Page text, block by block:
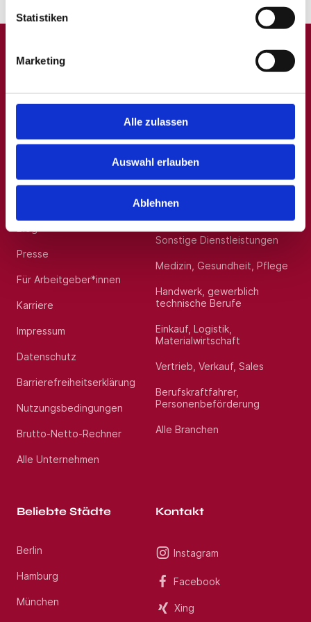
Statistiken
Marketing
Alle zulassen
Auswahl erlauben
Ablehnen
P Q
R S T U V W X Y Z 0-9
Presse
Für Arbeitgeber*innen
Karriere
Impressum
Datenschutz
Barrierefreiheitserklärung
Nutzungsbedingungen
Brutto-Netto-Rechner
Alle Unternehmen
Beliebte Kategorien
Hilfskräfte, Aushilfs- und
Sonstige Dienstleistungen
Medizin, Gesundheit, Pflege
Handwerk, gewerblich
technische Berufe
Einkauf, Logistik,
Materialwirtschaft
Vertrieb, Verkauf, Sales
Berufskraftfahrer,
Personenbeförderung
Alle Branchen
Beliebte Städte
Berlin
Hamburg
München
Kontakt
Instagram
Facebook
Xing